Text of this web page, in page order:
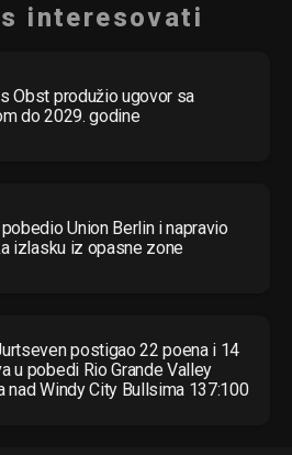
interesovati
Obst produžio ugovor sa
do 2029. godine
Union Berlin i napravio
izlasku iz opasne zone
postigao 22 poena i 14
u pobedi Rio Grande Valley
nad Windy City Bullsima 137:100